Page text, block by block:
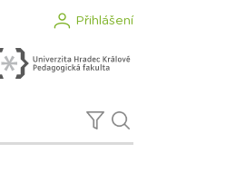
Přihlášení